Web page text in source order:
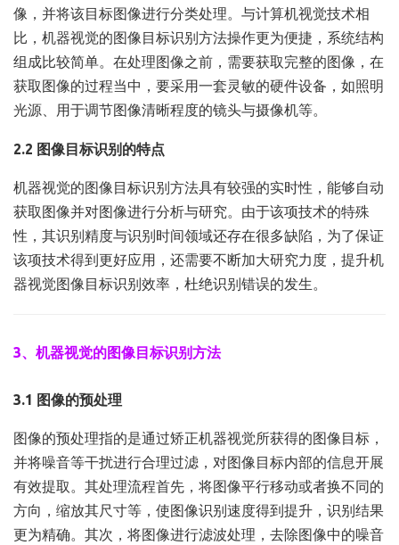
像，并将该目标图像进行分类处理。与计算机视觉技术相
比，机器视觉的图像目标识别方法操作更为便捷，系统结构
组成比较简单。在处理图像之前，需要获取完整的图像，在
获取图像的过程当中，要采用一套灵敏的硬件设备，如照明
光源、用于调节图像清晰程度的镜头与摄像机等。
2.2 图像目标识别的特点
机器视觉的图像目标识别方法具有较强的实时性，能够自动
获取图像并对图像进行分析与研究。由于该项技术的特殊
性，其识别精度与识别时间领域还存在很多缺陷，为了保证
该项技术得到更好应用，还需要不断加大研究力度，提升机
器视觉图像目标识别效率，杜绝识别错误的发生。
3、机器视觉的图像目标识别方法
3.1 图像的预处理
图像的预处理指的是通过矫正机器视觉所获得的图像目标，
并将噪音等干扰进行合理过滤，对图像目标内部的信息开展
有效提取。其处理流程首先，将图像平行移动或者换不同的
方向，缩放其尺寸等，使图像识别速度得到提升，识别结果
更为精确。其次，将图像进行滤波处理，去除图像中的噪音